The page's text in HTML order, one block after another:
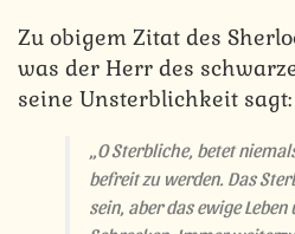
Zu obigem Zitat des
was der Herr des
seine Unsterblichkeit sagt:
„O Sterbliche, betet
befreit zu werden. Das
sein, aber das ewige